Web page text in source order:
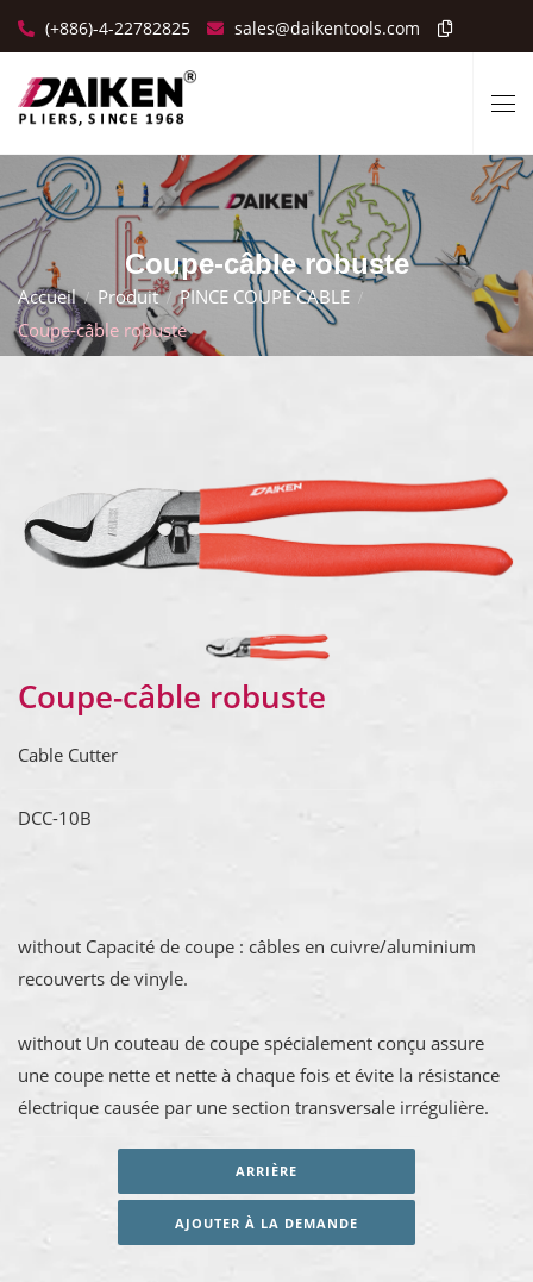
(+886)-4-22782825 sales@daikentools.com
Coupe-câble robuste
Accueil Produit
PINCE COUPE CABLE
Coupe-câble robuste
Coupe-câble robuste
Cable Cutter
DCC-10B
without Capacité de coupe : câbles en cuivre/aluminium
recouverts de vinyle.
without Un couteau de coupe spécialement conçu assure
une coupe nette et nette à chaque fois et évite la résistance
électrique causée par une section transversale irrégulière.
ARRIÈRE
AJOUTER À LA DEMANDE